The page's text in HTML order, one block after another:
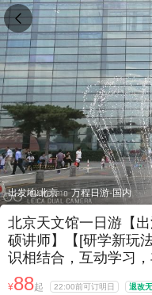
出发地:北京 万程日游-国内
北京天文馆一日游【
硕讲师】【[研学新玩
识相结合，互动学习
带来优质的体验】
¥88起 22:00前可订明日 退改
